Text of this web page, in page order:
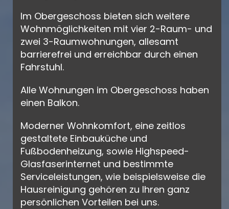
Im Obergeschoss bieten sich weitere
Wohnmöglichkeiten mit vier 2-Raum- und
zwei 3-Raumwohnungen, allesamt
barrierefrei und erreichbar durch einen
Fahrstuhl.
Alle Wohnungen im Obergeschoss haben
einen Balkon.
Moderner Wohnkomfort, eine zeitlos
gestaltete Einbauküche und
Fußbodenheizung, sowie Highspeed-
Glasfaserinternet und bestimmte
Serviceleistungen, wie beispielsweise die
Hausreinigung gehören zu Ihren ganz
persönlichen Vorteilen bei uns.